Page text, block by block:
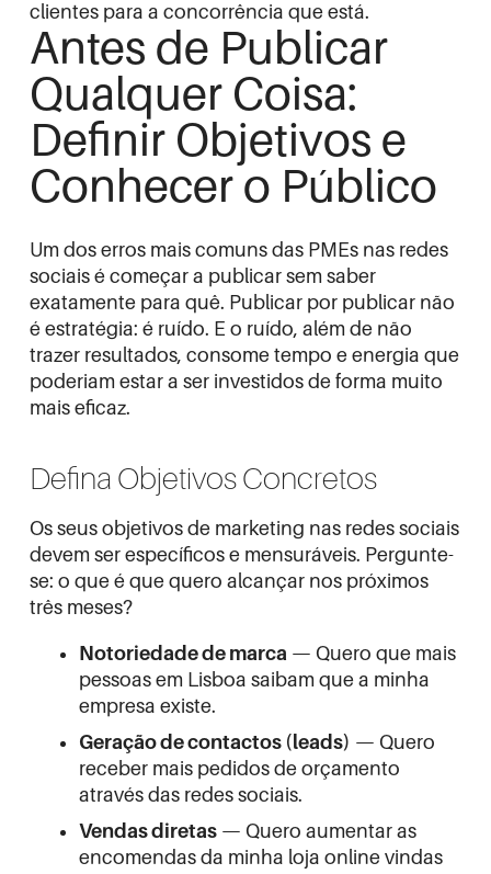
clientes para a concorrência que está.
Antes de Publicar
Qualquer Coisa:
Definir Objetivos e
Conhecer o Público
Um dos erros mais comuns das PMEs nas redes
sociais é começar a publicar sem saber
exatamente para quê. Publicar por publicar não
é estratégia: é ruído. E o ruído, além de não
trazer resultados, consome tempo e energia que
poderiam estar a ser investidos de forma muito
mais eficaz.
Defina Objetivos Concretos
Os seus objetivos de marketing nas redes sociais
devem ser específicos e mensuráveis. Pergunte-
se: o que é que quero alcançar nos próximos
três meses?
Notoriedade de marca — Quero que mais
pessoas em Lisboa saibam que a minha
empresa existe.
Geração de contactos (leads) — Quero
receber mais pedidos de orçamento
através das redes sociais.
Vendas diretas — Quero aumentar as
encomendas da minha loja online vindas